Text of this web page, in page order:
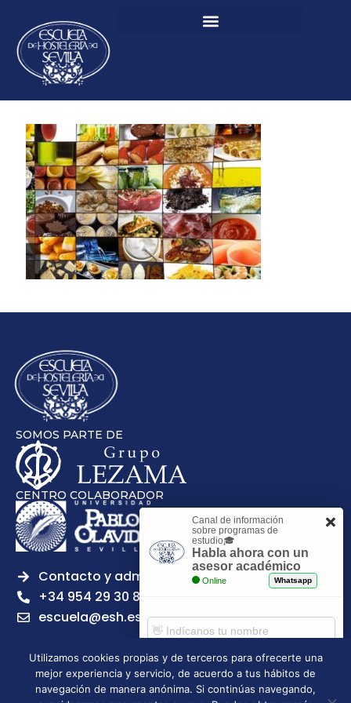
SOMOS PARTE DE
CENTRO COLABORADOR
Contacto y admisiones
+34 954 29 30 81
escuela@esh.es
Utilizamos cookies propias y de terceros para ofrecerte una
mejor experiencia y servicio, de acuerdo a tus hábitos de
navegación de manera anónima. Si continúas navegando,
Canal de información
sobre programas de
estudio🎓
Habla ahora con un
asesor académico
Online Whatsapp
Comenzar chat